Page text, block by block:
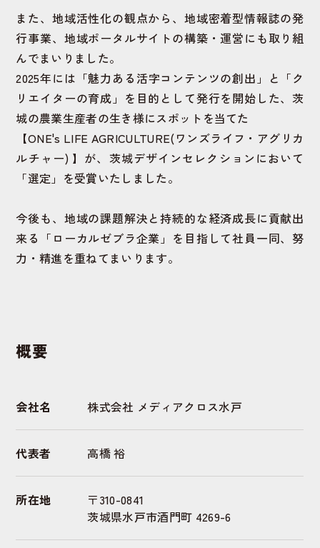
また、地域活性化の観点から、地域密着型情報誌の発
行事業、 地域ポータルサイトの構築・運営にも取り組
んでまいりました。
2025年には「魅力ある活字コンテンツの創出」と「ク
リエイターの育成」を目的として発行を開始した、茨
城の農業生産者の生き様にスポットを当てた
【ONE's LIFE AGRICULTURE(ワンズライフ・アグリカ
ルチャー) 】が、 茨城デザインセレクションにおいて
「選定」を受賞いたしました。
今後も、地域の課題解決と持続的な経済成長に貢献出
来る「ローカルゼブラ企業」を目指して社員一同、 努
力・精進を重ねてまいります。
概要
会社名 株式会社 メディアクロス水戸
代表者 高橋 裕
所在地
〒310-0841
茨城県水戸市酒門町 4269-6